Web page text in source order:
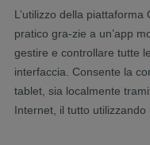
L’utilizzo della
pratico gra-zie a un’app
gestire e controllare tutte
interfaccia. Consente la
tablet, sia localmente
Internet, il tutto utilizzando